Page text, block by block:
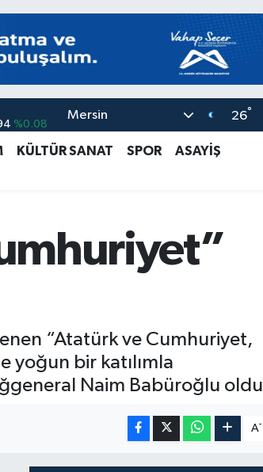
%-0.02
Mersin 26°
KÜLTÜR SANAT SPOR
ASAYİŞ
“Atatürk ve Cumhuriyet,
yoğun bir katılımla
Naim Babüroğlu oldu
A-